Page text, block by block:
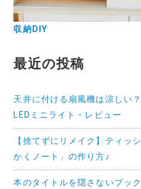
収納DIY
最近の投稿
天井に付ける扇風機は涼しい
LEDミニライト・レビュー
【捨てずにリメイク】ティッ
かくノート」の作り方♪
本のタイトルを隠さないブッ